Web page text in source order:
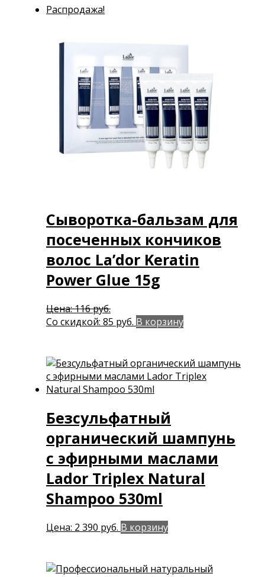
Распродажа!
Сыворотка-бальзам для
посеченных кончиков
волос La’dor Keratin
Power Glue 15g
Цена:116руб.Первоначальная
цена
Со скидкой: 85 руб. Текущая
В корзину
Безсульфатный
органический шампунь
с эфирными маслами
Lador Triplex Natural
Shampoo 530ml
Цена: 2 390 руб. В корзину